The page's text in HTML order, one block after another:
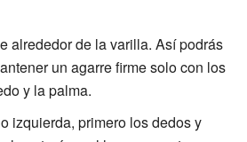
alrededor de la varilla. Así podrás
un agarre firme solo con los
y la palma.
izquierda, primero los dedos y